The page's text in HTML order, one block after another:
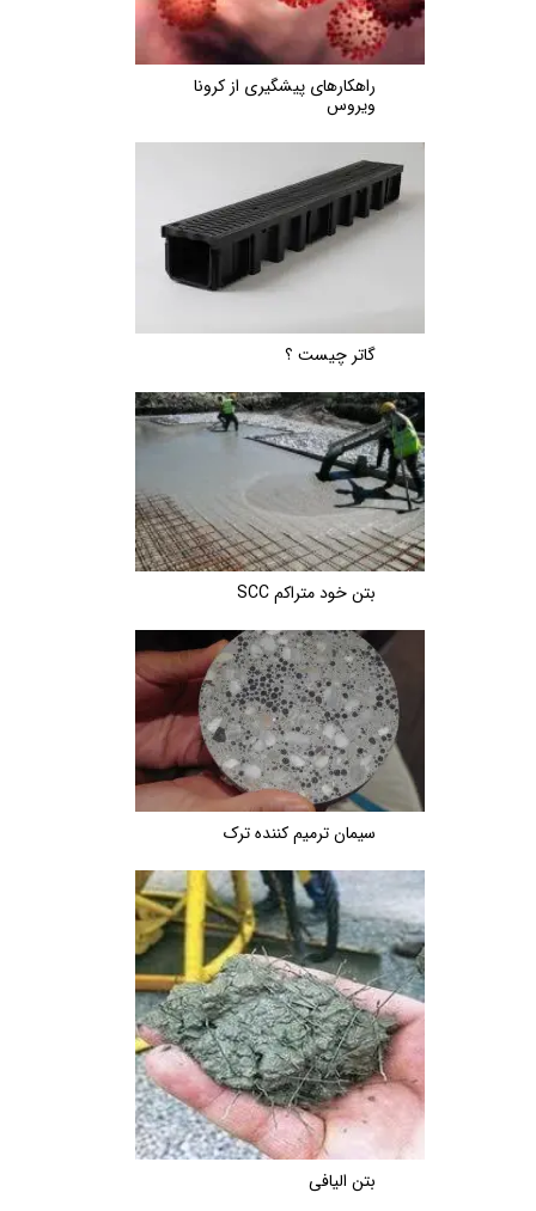
راهکارهای پیشگیری از کرونا
ویروس
گاتر چیست ؟
بتن خود متراکم SCC
سیمان ترمیم کننده ترک
بتن الیافی